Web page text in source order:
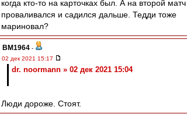
когда кто-то на карточках был. А на второй матч
проваливался и садился дальше. Тедди тоже
мариновал?
BM1964 -
02 дек 2021 15:17
dr. noormann » 02 дек 2021 15:04
Люди дороже. Стоят.